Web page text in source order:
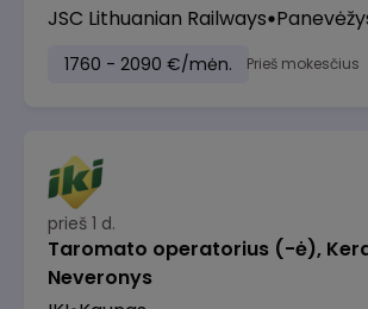
JSC Lithuanian Railways
1760 - 2090 €/mėn. Prieš mokesčius
prieš 1 d.
Taromato operatorius (-ė),
Neveronys